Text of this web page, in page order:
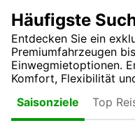
Häufigste
Entdecken Sie ein
Premiumfahrzeugen
Einwegmietoptionen.
Komfort, Flexibilität
Saisonziele
Top